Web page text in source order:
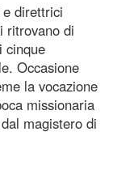
direttrici
ritrovano di
cinque
Occasione
la vocazione
missionaria
magistero di